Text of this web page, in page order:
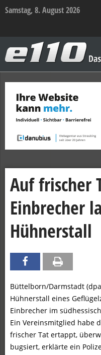
Samstag, 8. August 2026
–
Das
Sicherheitsportal
Zum
Inhalt
springen
Auf frischer
Einbrecher
Hühnerstall
Büttelborn/Darmstadt
Hühnerstall eines
Einbrecher im
Ein Vereinsmitglied habe
frischer Tat ertappt,
bugsiert, erklärte ein